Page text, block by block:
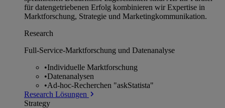
für datengetriebenen Erfolg kombinieren wir Expertise in
Marktforschung, Strategie und Marketingkommunikation.
Research
Full-Service-Marktforschung und Datenanalyse
•Individuelle Marktforschung
•Datenanalysen
•Ad-hoc-Recherchen "askStatista"
Research Lösungen
Strategy